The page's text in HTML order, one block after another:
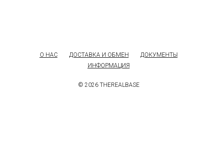
О НАС ДОСТАВКА И ОБМЕН
ДОКУМЕНТЫ
ИНФОРМАЦИЯ
© 2026 THEREALBASE